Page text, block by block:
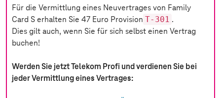
Für die Vermittlung eines Neuvertrages von Family
Card S erhalten Sie 47 Euro Provision T-301 .
Dies gilt auch, wenn Sie für sich selbst einen Vertrag
buchen!
Werden Sie jetzt Telekom Profi und verdienen Sie bei
jeder Vermittlung eines Vertrages: